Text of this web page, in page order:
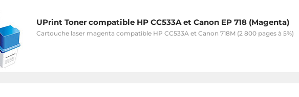
UPrint Toner compatible HP CC533A et Canon EP 718 (Magenta)
Cartouche laser magenta compatible HP CC533A et Canon 718M (2 800 pages à 5%)